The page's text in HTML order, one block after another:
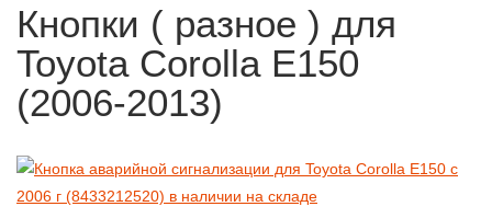
Кнопки ( разное ) для
Toyota Corolla E150
(2006-2013)